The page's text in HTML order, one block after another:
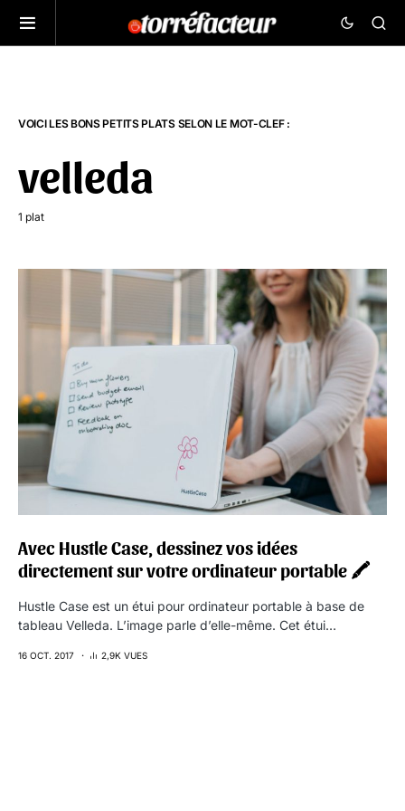
VOICI LES BONS PETITS PLATS SELON LE MOT-CLEF :
velleda
1 plat
Avec Hustle Case, dessinez vos idées
directement sur votre ordinateur portable 🖍
Hustle Case est un étui pour ordinateur portable à base de
tableau Velleda. L’image parle d’elle-même. Cet étui…
16 OCT. 2017 2,9K VUES